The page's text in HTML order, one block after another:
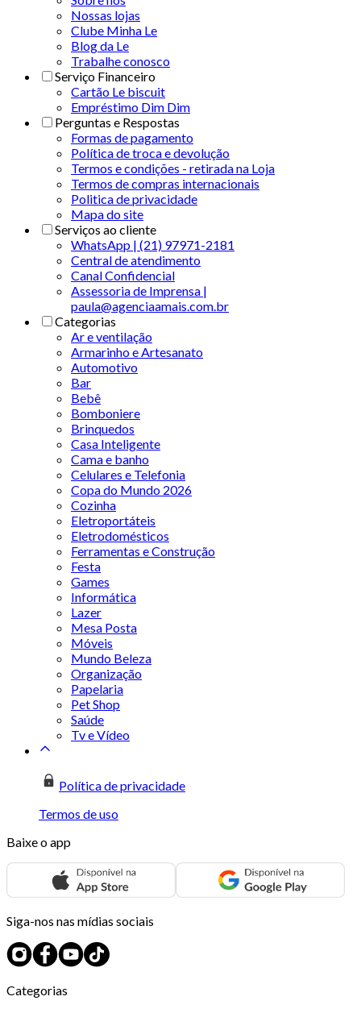
Nossas lojas
Clube Minha Le
Blog da Le
Trabalhe conosco
Serviço Financeiro
Cartão Le biscuit
Empréstimo Dim Dim
Perguntas e Respostas
Formas de pagamento
Política de troca e devolução
Termos e condições - retirada na Loja
Termos de compras internacionais
Politica de privacidade
Mapa do site
Serviços ao cliente
WhatsApp | (21) 97971-2181
Central de atendimento
Canal Confidencial
Assessoria de Imprensa |
paula@agenciaamais.com.br
Categorias
Ar e ventilação
Armarinho e Artesanato
Automotivo
Bar
Bebê
Bomboniere
Brinquedos
Casa Inteligente
Cama e banho
Celulares e Telefonia
Copa do Mundo 2026
Cozinha
Eletroportáteis
Eletrodomésticos
Ferramentas e Construção
Festa
Games
Informática
Lazer
Mesa Posta
Móveis
Mundo Beleza
Organização
Papelaria
Pet Shop
Saúde
Tv e Vídeo
Política de privacidade
Termos de uso
Baixe o app
Siga-nos nas mídias sociais
Categorias